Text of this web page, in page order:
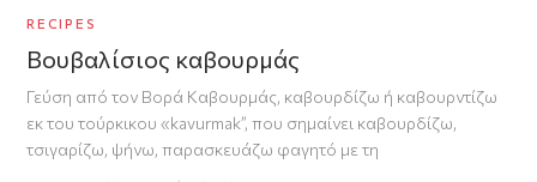
RECIPES
Βουβαλίσιος καβουρμάς
Γεύση από τον Βορά Καβουρμάς, καβουρδίζω ή καβουρντίζω
εκ του τούρκικου «kavurmak”, που σημαίνει καβουρδίζω,
τσιγαρίζω, ψήνω, παρασκευάζω φαγητό με τη